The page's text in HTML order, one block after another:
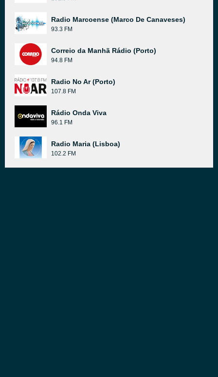
Radio Marcoense (Marco De Canaveses)
93.3 FM
Correio da Manhã Rádio (Porto)
94.8 FM
Radio No Ar (Porto)
107.8 FM
Rádio Onda Viva
96.1 FM
Radio Maria (Lisboa)
102.2 FM